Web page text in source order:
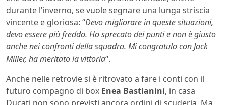
durante l’inverno, se vuole segnare una lunga striscia
vincente e gloriosa: “Devo migliorare in queste situazioni,
devo essere più freddo. Ho sprecato dei punti e non è giusto
anche nei confronti della squadra. Mi congratulo con Jack
Miller, ha meritato la vittoria“.
Anche nelle retrovie si è ritrovato a fare i conti con il
futuro compagno di box Enea Bastianini, in casa